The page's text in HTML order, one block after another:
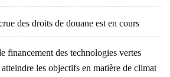
des droits de douane est en cours
financement des technologies vertes
les objectifs en matière de climat